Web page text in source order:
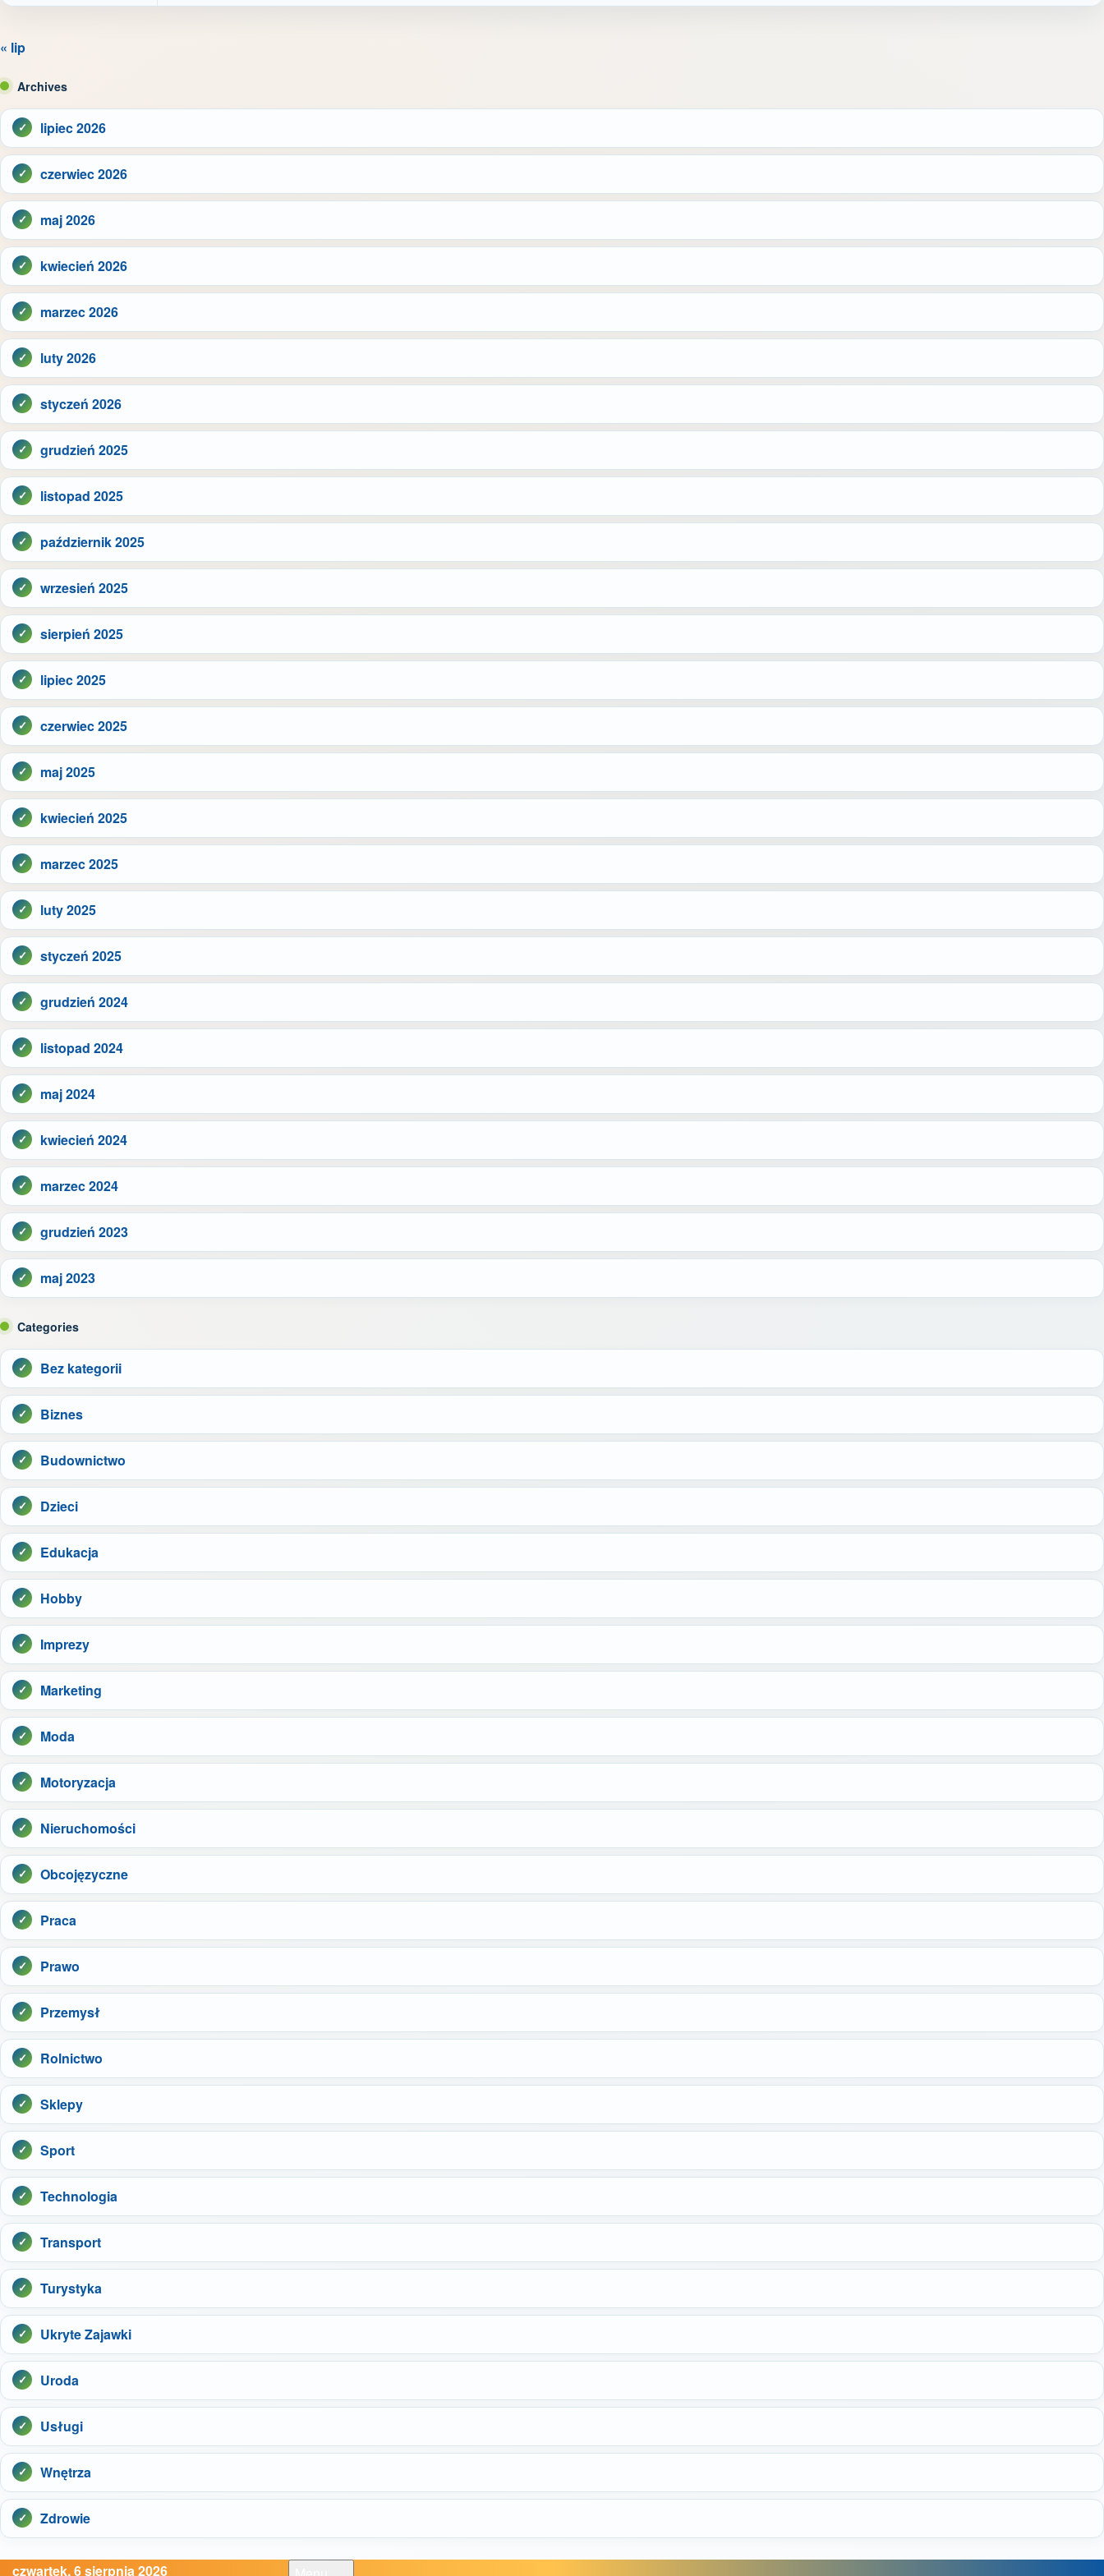
« lip
Archives
lipiec 2026
czerwiec 2026
maj 2026
kwiecień 2026
marzec 2026
luty 2026
styczeń 2026
grudzień 2025
listopad 2025
październik 2025
wrzesień 2025
sierpień 2025
lipiec 2025
czerwiec 2025
maj 2025
kwiecień 2025
marzec 2025
luty 2025
styczeń 2025
grudzień 2024
listopad 2024
maj 2024
kwiecień 2024
marzec 2024
grudzień 2023
maj 2023
Categories
Bez kategorii
Biznes
Budownictwo
Dzieci
Edukacja
Hobby
Imprezy
Marketing
Moda
Motoryzacja
Nieruchomości
Obcojęzyczne
Praca
Prawo
Przemysł
Rolnictwo
Sklepy
Sport
Technologia
Transport
Turystyka
Ukryte Zajawki
Uroda
Usługi
Wnętrza
Zdrowie
czwartek, 6 sierpnia 2026